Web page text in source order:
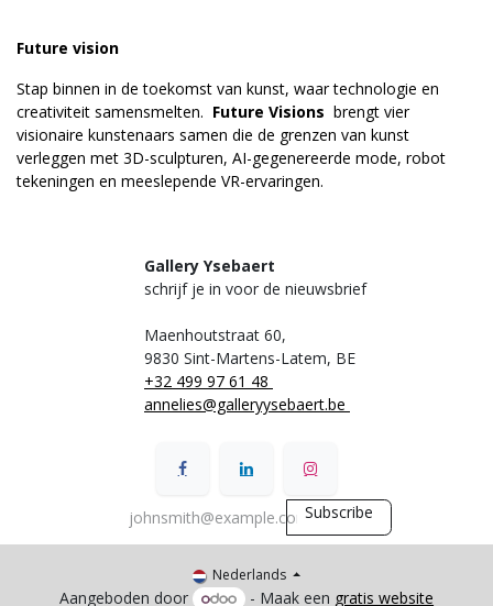
Future vision
Stap binnen in de toekomst van kunst, waar technologie en
creativiteit samensmelten. Future Visions brengt vier
visionaire kunstenaars samen die de grenzen van kunst
verleggen met 3D-sculpturen, AI-gegenereerde mode, robot
tekeningen en meeslepende VR-ervaringen.
Gallery Ysebaert
schrijf je in voor de nieuwsbrief
Maenhoutstraat 60,
9830 Sint-Martens-Latem, BE
+32 499 97 61 48
annelies@galleryysebaert.be
Subscribe
Nederlands
Aangeboden door - Maak een gratis website